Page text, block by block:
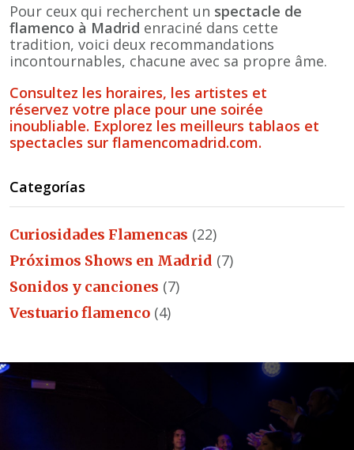
Pour ceux qui recherchent un spectacle de
flamenco à Madrid enraciné dans cette
tradition, voici deux recommandations
incontournables, chacune avec sa propre âme.
Consultez les horaires, les artistes et
réservez votre place pour une soirée
inoubliable. Explorez les meilleurs tablaos et
spectacles sur flamencomadrid.com.
Categorías
Curiosidades Flamencas (22)
Próximos Shows en Madrid (7)
Sonidos y canciones (7)
Vestuario flamenco (4)